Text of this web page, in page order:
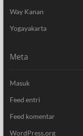
Way Kanan
Yogayakarta
Meta
Masuk
Feed entri
Feed komentar
WordPress.org